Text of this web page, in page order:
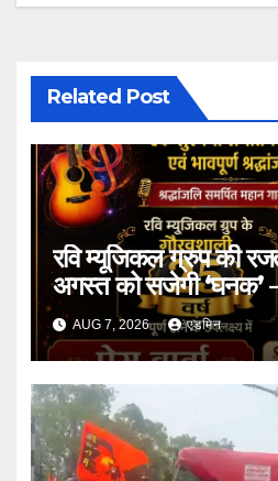
Related Post
रवि म्यूजिकल ग्रुप की
अगस्त को सजेगी ‘घनक’
AUG 7, 2026 एडमिन